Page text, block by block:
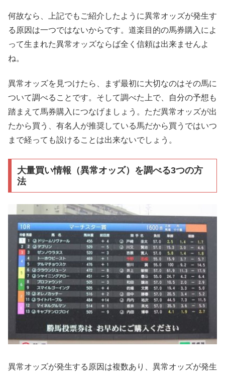
何故なら、上記でもご紹介したように異常オッズが発生す
る原因は一つではないからです。道楽目的の馬券購入によ
って生まれた異常オッズならば全く信頼は出来ませんよ
ね。
異常オッズを見つけたら、まず最初に大切なのはその馬に
ついて調べることです。そして調べた上で、自分の予想も
踏まえて馬券購入につなげましょう。ただ異常オッズが出
たから買う、有名人が推奨している馬だから買うではいつ
まで経っても設けることは出来ないでしょう。
大量買い情報（異常オッズ）を調べる3つの方
法
異常オッズが発生する原因は複数あり、異常オッズが発生